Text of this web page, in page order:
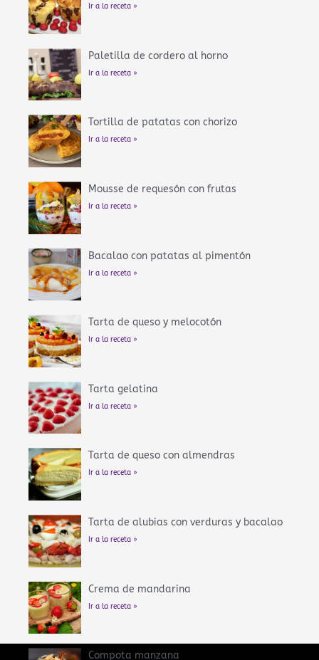
Ir a la receta »
Paletilla de cordero al horno
Ir a la receta »
Tortilla de patatas con chorizo
Ir a la receta »
Mousse de requesón con frutas
Ir a la receta »
Bacalao con patatas al pimentón
Ir a la receta »
Tarta de queso y melocotón
Ir a la receta »
Tarta gelatina
Ir a la receta »
Tarta de queso con almendras
Ir a la receta »
Tarta de alubias con verduras y bacalao
Ir a la receta »
Crema de mandarina
Ir a la receta »
Compota manzana